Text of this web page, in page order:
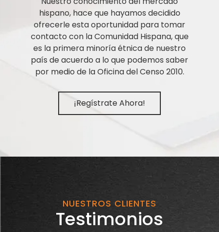
hispano, hace que hayamos decidido
ofrecerle esta oportunidad para tomar
contacto con la Comunidad Hispana, que
es la primera minoría étnica de nuestro
país de acuerdo a lo que podemos saber
por medio de la Oficina del Censo 2010.
¡Regístrate Ahora!
NUESTROS CLIENTES
Testimonios